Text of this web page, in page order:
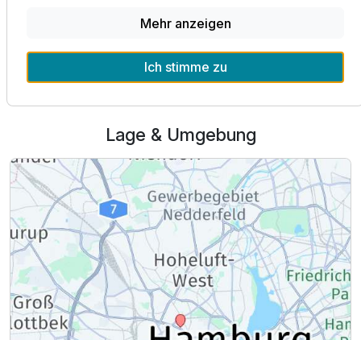
Ausstattung
Für 3 Tage p.P. ab109,00 €
Einzelzimmer
1 Erwachsenen
Alle Infos zum Superbude Hotel Hamburg St. Pauli
Lage & Umgebung
Mehr anzeigen
Ich stimme zu